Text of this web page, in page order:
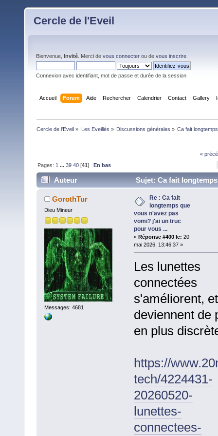
Cercle de l'Eveil
Bienvenue, Invité . Merci de vous connecter ou de vous inscrire
Connexion avec identifiant, mot de passe et durée de la session
Accueil Forum Aide Rechercher Calendrier Contact Gallery
Cercle de l'Eveil » Les Eveillés » Discussions générales » Ca fait
«
Pages: 1 ...39 40 [41]En bas
Auteur
Sujet: Ca fait
vous n'avez pas vomi? j'ai un truc pour vous ... (Lu
fois)
GorothTur
Dieu Mineur
Messages: 4681
Re : Ca fait
longtemps que
vous n'avez pas
vomi? j'ai un truc
pour vous ...
« Réponse #400 le: 20
mai 2026, 13:46:37 »
Les lunettes
connectées
s'améliorent, et
deviennent de
en plus
https://
tech/4224431-
20260520-
lunettes-
connectees-